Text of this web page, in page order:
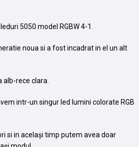
5050 model RGBW 4-1.
noua si a fost incadrat in el un alt
alb-rece clara.
intr-un singur led lumini colorate RGB
si in același timp putem avea doar